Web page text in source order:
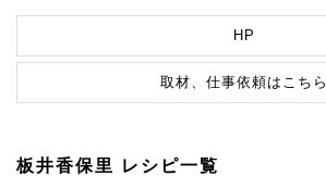
HP
取材、仕事依頼はこちら
板井香保里 レシピ一覧